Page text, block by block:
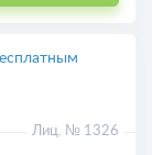
Лиц. № 1326